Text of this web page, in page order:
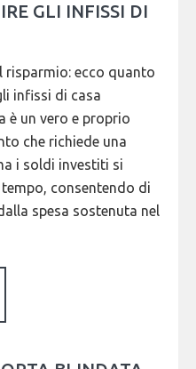
GLI INFISSI DI
risparmio: ecco quanto
infissi di casa
è un vero e proprio
che richiede una
i soldi investiti si
consentendo di
spesa sostenuta nel